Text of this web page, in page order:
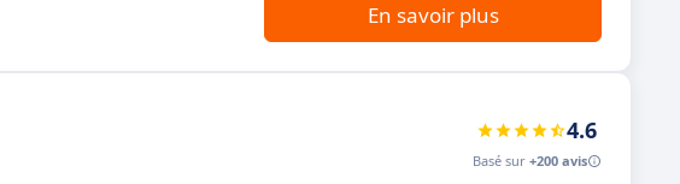
En savoir plus
4.6
Basé sur +200 avis